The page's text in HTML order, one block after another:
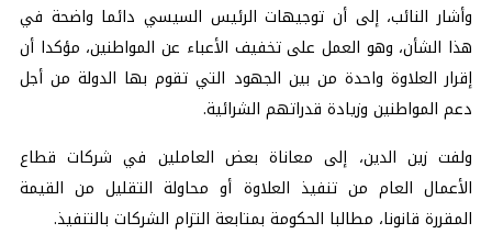
وأشار النائب، إلى أن توجيهات الرئيس السيسي دائما واضحة في
هذا الشأن، وهو العمل على تخفيف الأعباء عن المواطنين، مؤكدا أن
إقرار العلاوة واحدة من بين الجهود التي تقوم بها الدولة من أجل
دعم المواطنين وزيادة قدراتهم الشرائية.
ولفت زين الدين، إلى معاناة بعض العاملين في شركات قطاع
الأعمال العام من تنفيذ العلاوة أو محاولة التقليل من القيمة
المقررة قانونا، مطالبا الحكومة بمتابعة التزام الشركات بالتنفيذ.